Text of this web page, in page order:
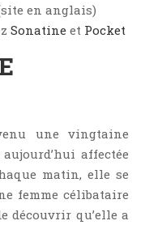
en anglais)
Sonatine et Pocket
une vingtaine
affectée
matin, elle se
femme célibataire
découvrir qu’elle a